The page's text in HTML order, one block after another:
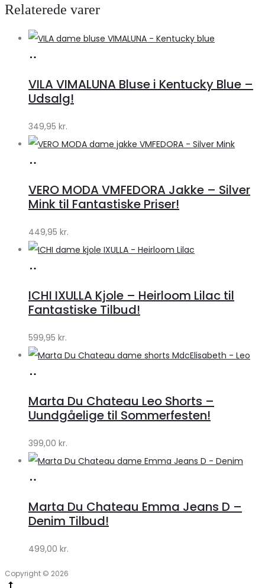
Relaterede varer
Klædeskabet.dk
VILA VIMALUNA Bluse i Kentucky Blue –
Udsalg!
349,95 kr.
Klædeskabet.dk
VERO MODA VMFEDORA Jakke – Silver
Mink til Fantastiske Priser!
449,95 kr.
Klædeskabet.dk
ICHI IXULLA Kjole – Heirloom Lilac til
Fantastiske Tilbud!
599,95 kr.
Klædeskabet.dk
Marta Du Chateau Leo Shorts –
Uundgåelige til Sommerfesten!
399,00 kr.
Klædeskabet.dk
Marta Du Chateau Emma Jeans D –
Denim Tilbud!
499,00 kr.
Copyright © 2026